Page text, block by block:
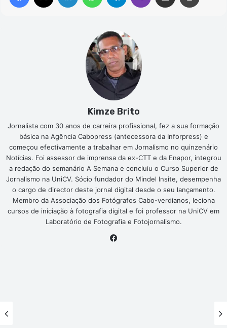
Kimze Brito
Jornalista com 30 anos de carreira profissional, fez a sua formação
básica na Agência Cabopress (antecessora da Inforpress) e
começou efectivamente a trabalhar em Jornalismo no quinzenário
Notícias. Foi assessor de imprensa da ex-CTT e da Enapor, integrou
a redação do semanário A Semana e concluiu o Curso Superior de
Jornalismo na UniCV. Sócio fundador do Mindel Insite, desempenha
o cargo de director deste jornal digital desde o seu lançamento.
Membro da Associação dos Fotógrafos Cabo-verdianos, leciona
cursos de iniciação à fotografia digital e foi professor na UniCV em
Laboratório de Fotografia e Fotojornalismo.